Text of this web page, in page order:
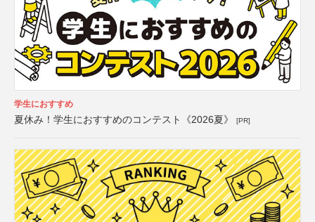
学生におすすめ
夏休み！学生におすすめのコンテスト《2026夏》 [PR]